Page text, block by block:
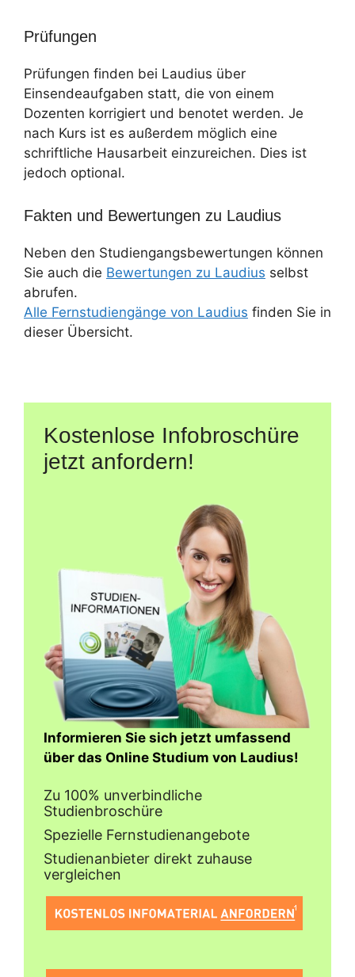
Prüfungen
Prüfungen finden bei Laudius über
Einsendeaufgaben statt, die von einem
Dozenten korrigiert und benotet werden. Je
nach Kurs ist es außerdem möglich eine
schriftliche Hausarbeit einzureichen. Dies ist
jedoch optional.
Fakten und Bewertungen zu Laudius
Neben den Studiengangsbewertungen können
Sie auch die Bewertungen zu Laudius selbst
abrufen.
Alle Fernstudiengänge von Laudius finden Sie in
dieser Übersicht.
Kostenlose Infobroschüre
jetzt anfordern!
Informieren Sie sich jetzt umfassend
über das Online Studium von Laudius!
Zu 100% unverbindliche
Studienbroschüre
Spezielle Fernstudienangebote
Studienanbieter direkt zuhause
vergleichen